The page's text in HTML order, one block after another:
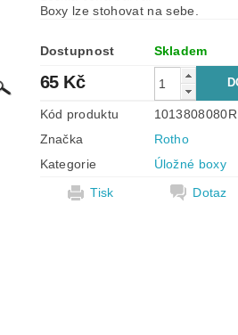
Boxy lze stohovat na sebe.
Dostupnost Skladem
65 Kč
Kód produktu
1013808080R
Značka
Rotho
Kategorie
Úložné boxy
Tisk
Dotaz